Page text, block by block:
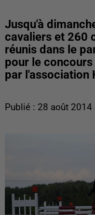
Jusqu'à
cavaliers et 260
réunis dans le
pour le
par l'association
Publié : 28 août 2014